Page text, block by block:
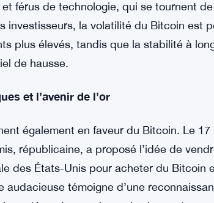
le besoin d’or comme couverture
pour des couvertures
comme une alternative de plus
plus élevé du Bitcoin par rapport à l’or
férus de technologie, qui se tournent
investisseurs, la volatilité du Bitcoin est
plus élevés, tandis que la stabilité à long
de hausse.